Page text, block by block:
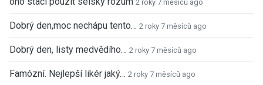
2 roky 7 měsíců ago
Dobrý den,moc nechápu tento… 2 roky 7 měsíců ago
Dobrý den, listy medvědího… 2 roky 7 měsíců ago
Famózní. Nejlepší likér jaký… 2 roky 7 měsíců ago